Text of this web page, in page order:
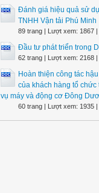
Đánh giá hiệu quả sử
TNHH Vận tải Phú Minh
89 trang | Lượt xem: 1867 |
Đầu tư phát triển trong
62 trang | Lượt xem: 2168 |
Hoàn thiện công tác
của khách hàng tổ chức
vụ máy và động cơ Đông
60 trang | Lượt xem: 1935 |